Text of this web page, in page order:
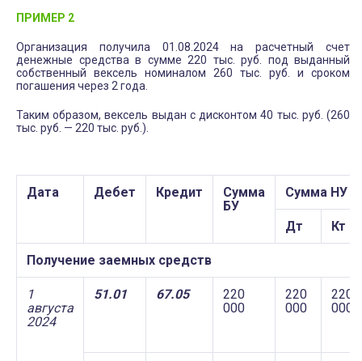
ПРИМЕР 2
Организация получила 01.08.2024 на расчетный счет
денежные средства в сумме 220 тыс. руб. под выданный
собственный вексель номиналом 260 тыс. руб. и сроком
погашения через 2 года.
Таким образом, вексель выдан с дисконтом 40 тыс. руб. (260
тыс. руб. — 220 тыс. руб.).
Дата Дебет Кредит
Сумма
БУ
Сумма НУ
Дт Кт
Получение заемных средств
1
августа
2024
51.01 67.05
220
000
220
000
220
000